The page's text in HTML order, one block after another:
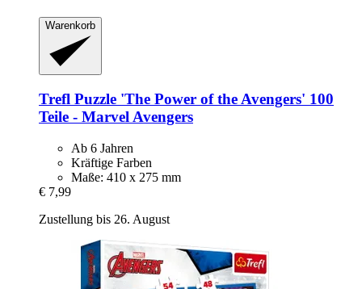
Warenkorb
Trefl Puzzle 'The Power of the Avengers' 100
Teile -​ Marvel Avengers
Ab 6 Jahren
Kräftige Farben
Maße: 410 x 275 mm
€ 7,99
Zustellung bis 26. August